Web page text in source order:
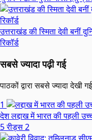
उत्तराखंड की स्मिता देवी बनीं
रिकॉर्ड
सबसे ज्यादा पढ़ी गई
पाठकों द्वारा सबसे ज्यादा देखी
1
देशलद्दाख में भारत की पहली
5 रीड्स2